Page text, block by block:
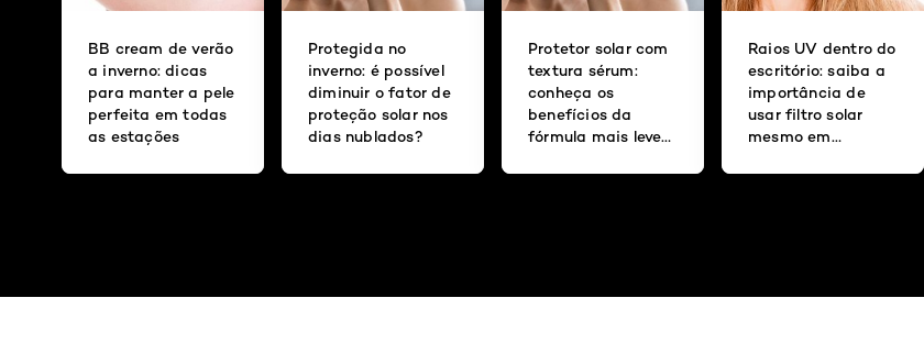
BB cream de verão
a inverno: dicas
para manter a pele
perfeita em todas
as estações
Protegida no
inverno: é possível
diminuir o fator de
proteção solar nos
dias nublados?
Protetor solar com
textura sérum:
conheça os
benefícios da
fórmula mais leve
Raios UV dentro do
escritório: saiba a
importância de
usar filtro solar
mesmo em
fechados